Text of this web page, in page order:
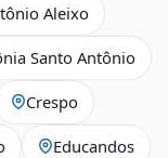
Aleixo
Santo Antônio
Crespo
Educandos